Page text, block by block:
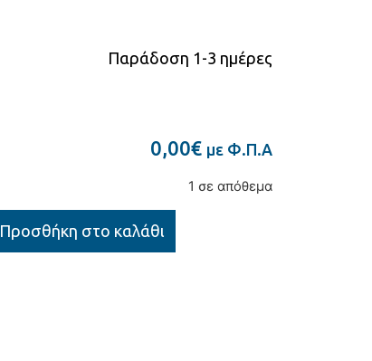
Παράδοση 1-3 ημέρες
0,00€ με Φ.Π.Α
1 σε απόθεμα
Προσθήκη στο καλάθι